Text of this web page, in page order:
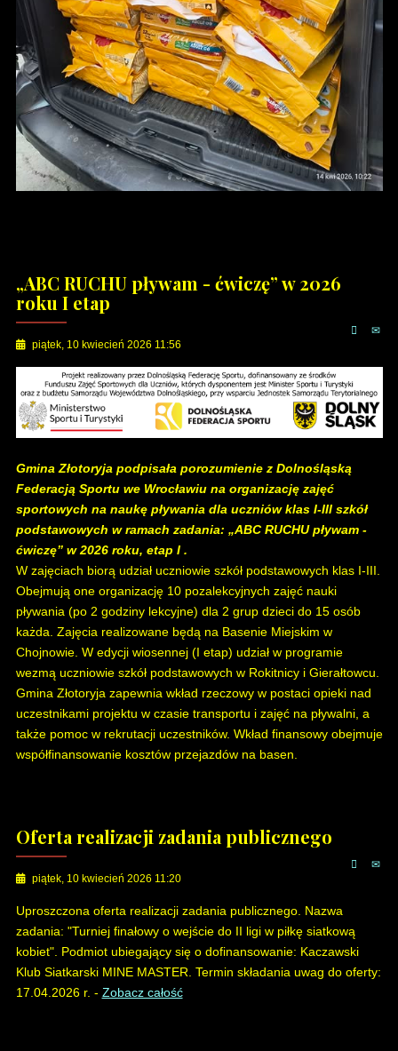
„ABC RUCHU pływam - ćwiczę” w 2026
roku I etap
piątek, 10 kwiecień 2026 11:56
Gmina Złotoryja podpisała porozumienie z Dolnośląską
Federacją Sportu we Wrocławiu na organizację zajęć
sportowych na naukę pływania dla uczniów klas I-III szkół
podstawowych w ramach zadania: „ABC RUCHU pływam -
ćwiczę” w 2026 roku, etap I .
W zajęciach biorą udział uczniowie szkół podstawowych klas I-III.
Obejmują one organizację 10 pozalekcyjnych zajęć nauki
pływania (po 2 godziny lekcyjne) dla 2 grup dzieci do 15 osób
każda. Zajęcia realizowane będą na Basenie Miejskim w
Chojnowie. W edycji wiosennej (I etap) udział w programie
wezmą uczniowie szkół podstawowych w Rokitnicy i Gierałtowcu.
Gmina Złotoryja zapewnia wkład rzeczowy w postaci opieki nad
uczestnikami projektu w czasie transportu i zajęć na pływalni, a
także pomoc w rekrutacji uczestników. Wkład finansowy obejmuje
współfinansowanie kosztów przejazdów na basen.
Oferta realizacji zadania publicznego
piątek, 10 kwiecień 2026 11:20
Uproszczona oferta realizacji zadania publicznego. Nazwa
zadania: "Turniej finałowy o wejście do II ligi w piłkę siatkową
kobiet". Podmiot ubiegający się o dofinansowanie: Kaczawski
Klub Siatkarski MINE MASTER. Termin składania uwag do oferty:
17.04.2026 r. - Zobacz całość